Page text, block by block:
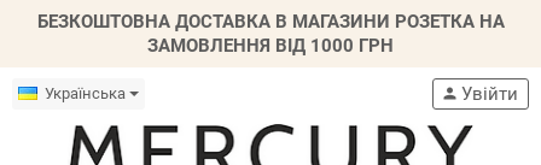
БЕЗКОШТОВНА ДОСТАВКА В МАГАЗИНИ РОЗЕТКА НА
ЗАМОВЛЕННЯ ВІД 1000 ГРН
Українська person Увійти